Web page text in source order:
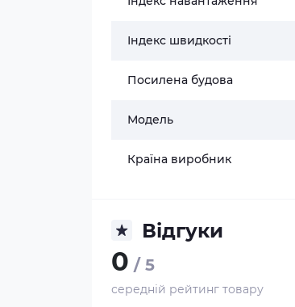
Індекс швидкості
Посилена будова
Модель
Країна виробник
Відгуки
0 / 5
середній рейтинг товару